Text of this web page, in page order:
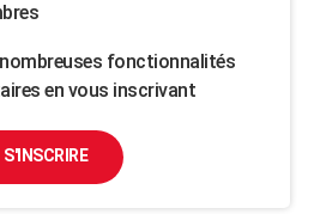
fonctionnalités
en vous inscrivant
S'INSCRIRE